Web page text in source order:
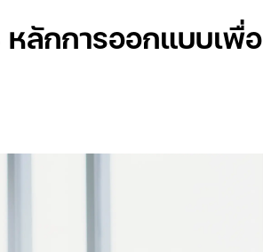
หลักการออกแบบเพื่อ